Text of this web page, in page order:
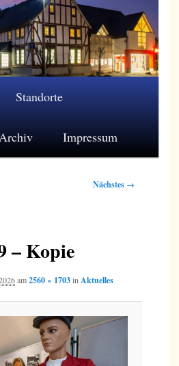
Eschenburg e.V.
Standorte
Archiv Impressum
Nächstes →
– Kopie
am2560 × 1703in Aktuelles